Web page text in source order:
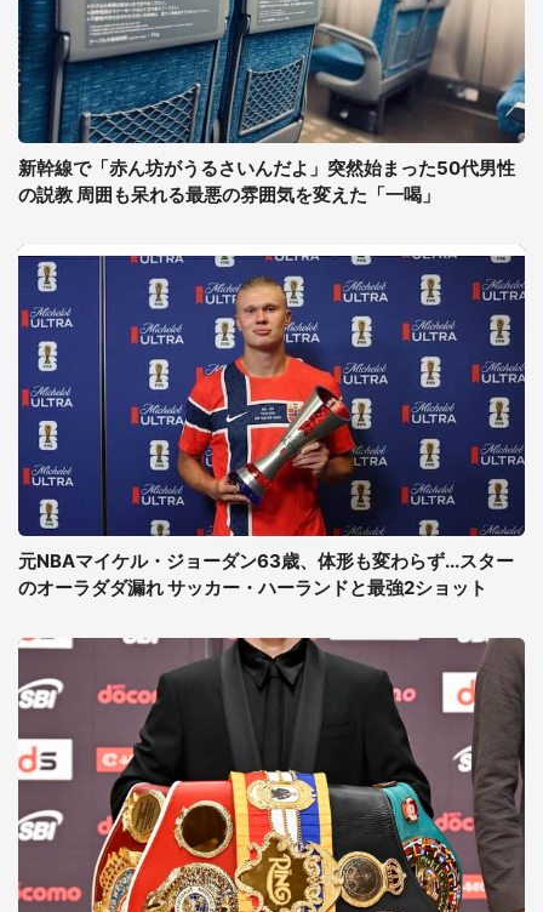
新幹線で「赤ん坊がうるさいんだよ」突然始まった50代男性
の説教 周囲も呆れる最悪の雰囲気を変えた「一喝」
元NBAマイケル・ジョーダン63歳、体形も変わらず...スター
のオーラダダ漏れ サッカー・ハーランドと最強2ショット